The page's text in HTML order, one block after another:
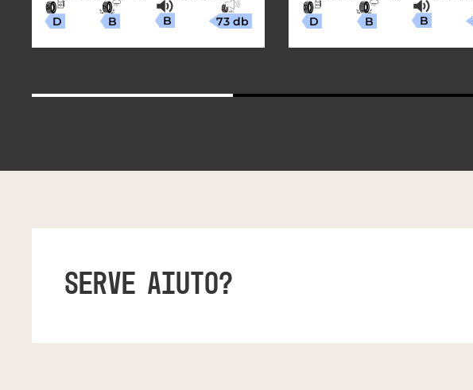
D B B 73 db D B B
SERVE AIUTO?